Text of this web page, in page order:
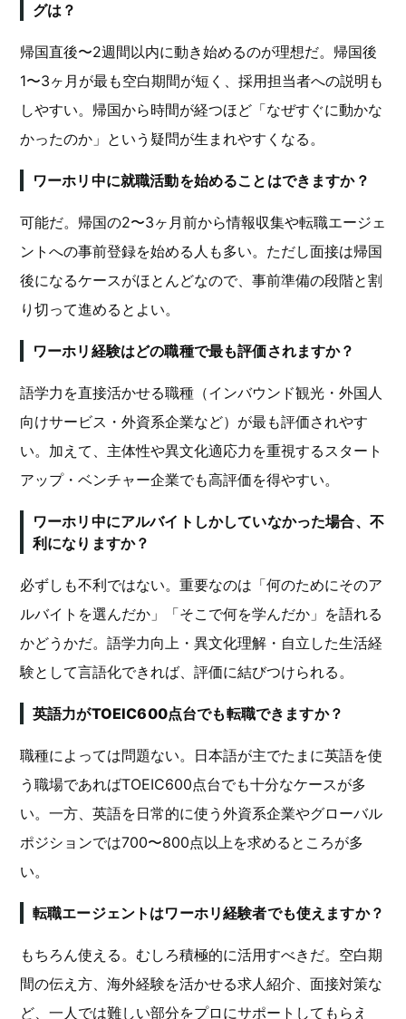
グは？
帰国直後〜2週間以内に動き始めるのが理想だ。帰国後
1〜3ヶ月が最も空白期間が短く、採用担当者への説明も
しやすい。帰国から時間が経つほど「なぜすぐに動かな
かったのか」という疑問が生まれやすくなる。
ワーホリ中に就職活動を始めることはできますか？
可能だ。帰国の2〜3ヶ月前から情報収集や転職エージェ
ントへの事前登録を始める人も多い。ただし面接は帰国
後になるケースがほとんどなので、事前準備の段階と割
り切って進めるとよい。
ワーホリ経験はどの職種で最も評価されますか？
語学力を直接活かせる職種（インバウンド観光・外国人
向けサービス・外資系企業など）が最も評価されやす
い。加えて、主体性や異文化適応力を重視するスタート
アップ・ベンチャー企業でも高評価を得やすい。
ワーホリ中にアルバイトしかしていなかった場合、不
利になりますか？
必ずしも不利ではない。重要なのは「何のためにそのア
ルバイトを選んだか」「そこで何を学んだか」を語れる
かどうかだ。語学力向上・異文化理解・自立した生活経
験として言語化できれば、評価に結びつけられる。
英語力がTOEIC600点台でも転職できますか？
職種によっては問題ない。日本語が主でたまに英語を使
う職場であればTOEIC600点台でも十分なケースが多
い。一方、英語を日常的に使う外資系企業やグローバル
ポジションでは700〜800点以上を求めるところが多
い。
転職エージェントはワーホリ経験者でも使えますか？
もちろん使える。むしろ積極的に活用すべきだ。空白期
間の伝え方、海外経験を活かせる求人紹介、面接対策な
ど、一人では難しい部分をプロにサポートしてもらえ